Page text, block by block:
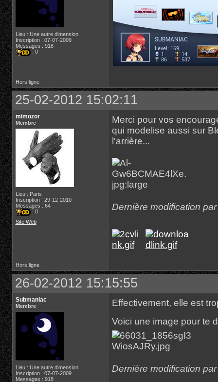
Lieu : Une autre dimension
Inscription : 07-07-2009
Messages : 918
: 0
Hors ligne
25-02-2012 15:02:11
mimozor
Membre
Lieu : Paris
Inscription : 29-12-2010
Messages : 64
: 0
Site Web
Merci pour vos
qui modelise aussi sur
l'arrière...
Dernière modification
Hors ligne
26-02-2012 15:15:55
Submaniac
Membre
Lieu : Une autre dimension
Inscription : 07-07-2009
Messages : 918
Effectivement, elle est
Voici une image pour te
Dernière modification